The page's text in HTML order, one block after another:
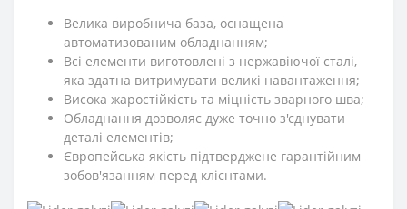
Велика виробнича база, оснащена
автоматизованим обладнанням;
Всі елементи виготовлені з нержавіючої сталі,
яка здатна витримувати великі навантаження;
Висока жаростійкість та міцність зварного шва;
Обладнання дозволяє дуже точно з'єднувати
деталі елементів;
Європейська якість підтверджене гарантійним
зобов'язанням перед клієнтами.